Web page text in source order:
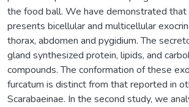
the food ball. We have demonstrated that
presents bicellular and multicellular
thorax, abdomen and pygidium. The
gland synthesized protein, lipids, and
compounds. The conformation of these
furcatum is distinct from that reported in
Scarabaeinae. In the second study, we